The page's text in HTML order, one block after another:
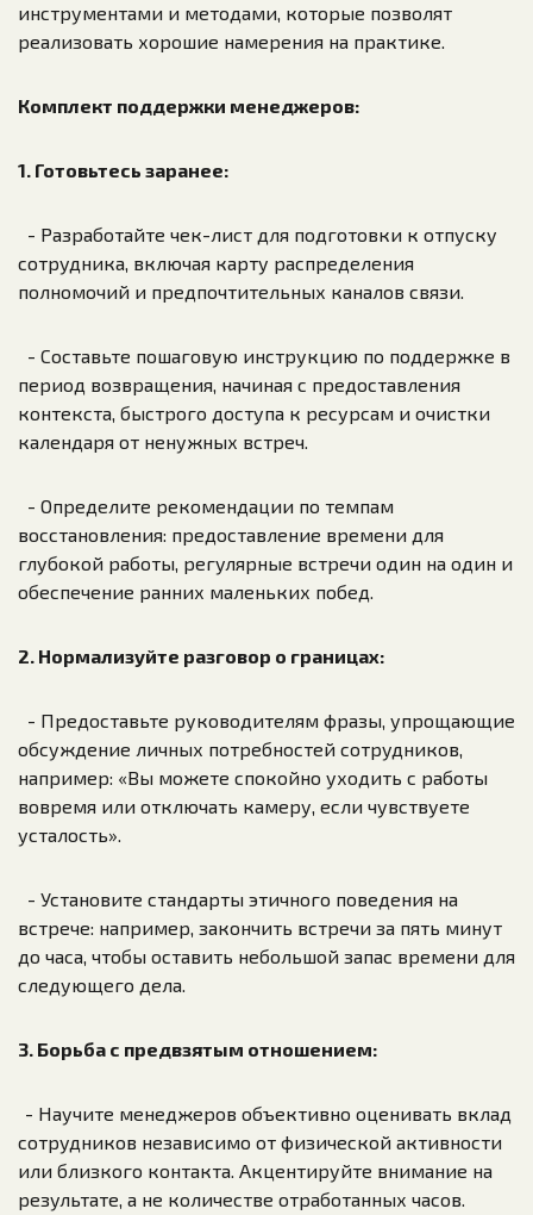
инструментами и методами, которые позволят
реализовать хорошие намерения на практике.
Комплект поддержки менеджеров:
1. Готовьтесь заранее:
- Разработайте чек-лист для подготовки к отпуску
сотрудника, включая карту распределения
полномочий и предпочтительных каналов связи.
- Составьте пошаговую инструкцию по поддержке в
период возвращения, начиная с предоставления
контекста, быстрого доступа к ресурсам и очистки
календаря от ненужных встреч.
- Определите рекомендации по темпам
восстановления: предоставление времени для
глубокой работы, регулярные встречи один на один и
обеспечение ранних маленьких побед.
2. Нормализуйте разговор о границах:
- Предоставьте руководителям фразы, упрощающие
обсуждение личных потребностей сотрудников,
например: «Вы можете спокойно уходить с работы
вовремя или отключать камеру, если чувствуете
усталость».
- Установите стандарты этичного поведения на
встрече: например, закончить встречи за пять минут
до часа, чтобы оставить небольшой запас времени для
следующего дела.
3. Борьба с предвзятым отношением:
- Научите менеджеров объективно оценивать вклад
сотрудников независимо от физической активности
или близкого контакта. Акцентируйте внимание на
результате, а не количестве отработанных часов.